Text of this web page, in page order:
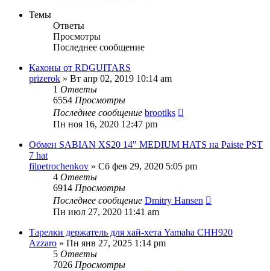
Темы
Ответы
Просмотры
Последнее сообщение
Кахоны от RDGUITARS
prizerok » Вт апр 02, 2019 10:14 am
1 Ответы
6554 Просмотры
Последнее сообщение brootiks
Пн ноя 16, 2020 12:47 pm
Обмен SABIAN XS20 14" MEDIUM HATS на Paiste PST
7 hat
filpetrochenkov » Сб фев 29, 2020 5:05 pm
4 Ответы
6914 Просмотры
Последнее сообщение Dmitry Hansen
Пн июл 27, 2020 11:41 am
Тарелки держатель для хай-хета Yamaha CHH920
Azzaro » Пн янв 27, 2025 1:14 pm
5 Ответы
7026 Просмотры